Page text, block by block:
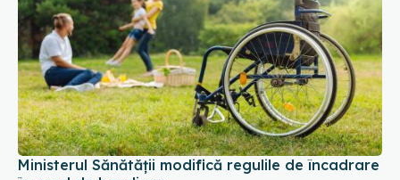
Ministerul Sănătății modifică regulile de încadrare